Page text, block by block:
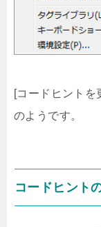
[コードヒント
のようです。
コードヒント